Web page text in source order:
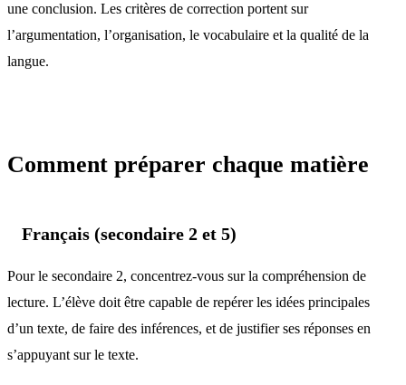
une conclusion. Les critères de correction portent sur
l’argumentation, l’organisation, le vocabulaire et la qualité de la
langue.
Comment préparer chaque matière
Français (secondaire 2 et 5)
Pour le secondaire 2, concentrez-vous sur la compréhension de
lecture. L’élève doit être capable de repérer les idées principales
d’un texte, de faire des inférences, et de justifier ses réponses en
s’appuyant sur le texte.